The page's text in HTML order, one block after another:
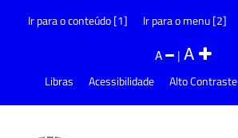
Ir para o conteúdo [1] Ir para o menu [2]
A |A
Libras Acessibilidade Alto Contraste